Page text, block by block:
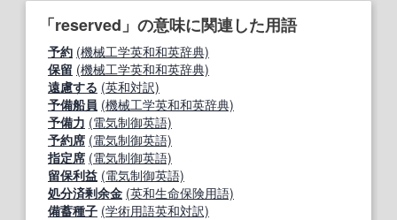
「reserved」の意味に関連した用語
予約 (機械工学英和和英辞典)
保留 (機械工学英和和英辞典)
遠慮する (英和対訳)
予備船員 (機械工学英和和英辞典)
予備力 (電気制御英語)
予約席 (電気制御英語)
指定席 (電気制御英語)
留保利益 (電気制御英語)
処分済剰余金 (英和生命保険用語)
備蓄種子 (学術用語英和対訳)